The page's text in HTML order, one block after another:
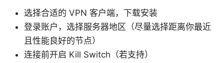
选择合适的 VPN 客户端，下载安装
登录账户，选择服务器地区（尽量选择距离你最近
且性能良好的节点）
连接前开启 Kill Switch（若支持）